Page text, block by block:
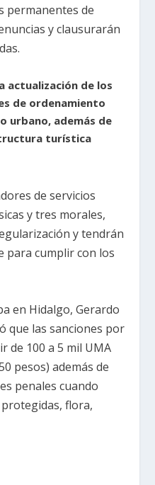
permanentes de
y clausurarán
actualización de los
de ordenamiento
urbano, además de
turística
de servicios
y tres morales,
y tendrán
para cumplir con los
en Hidalgo, Gerardo
que las sanciones por
de 100 a 5 mil UMA
pesos) además de
penales cuando
flora,